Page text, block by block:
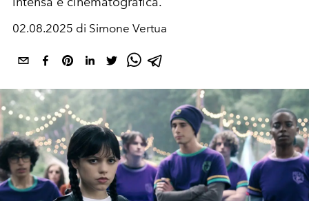
02.08.2025 di Simone Vertua